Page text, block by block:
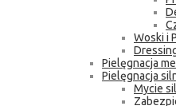
Woski i
Pielęgnacja
Pielęgnacja
Mycie